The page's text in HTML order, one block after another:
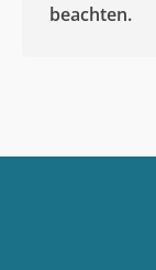
beachten.